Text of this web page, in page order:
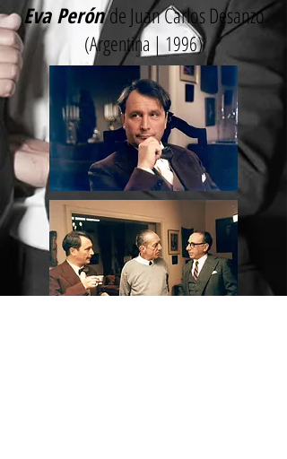
Eva Perónde Juan Carlos Desanzo
(Argentina | 1996)